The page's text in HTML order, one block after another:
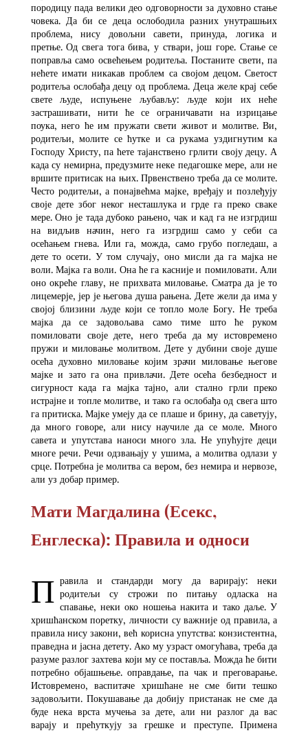
породицу пада велики део одговорности за духовно стање
човека. Да би се деца ослободила разних унутрашњих
проблема, нису довољни савети, принуда, логика и
претње. Од свега тога бива, у ствари, још горе. Стање се
поправља само освећењем родитеља. Постаните свети, па
нећете имати никакав проблем са својом децом. Светост
родитеља ослобађа децу од проблема. Деца желе крај себе
свете људе, испуњене љубављу: људе који их неће
застрашивати, нити ће се ограничавати на изрицање
поука, него ће им пружати свети живот и молитве. Ви,
родитељи, молите се ћутке и са рукама уздигнутим ка
Господу Христу, па ћете тајанствено грлити своју децу. А
када су немирна, предузмите неке педагошке мере, али не
вршите притисак на њих. Првенствено треба да се молите.
Често родитељи, а понајвећма мајке, вређају и позлеђују
своје дете због неког несташлука и грде га преко сваке
мере. Оно је тада дубоко рањено, чак и кад га не изгрдиш
на видљив начин, него га изгрдиш само у себи са
осећањем гнева. Или га, можда, само грубо погледаш, а
дете то осети. У том случају, оно мисли да га мајка не
воли. Мајка га воли. Она ће га касније и помиловати. Али
оно окреће главу, не прихвата миловање. Сматра да је то
лицемерје, јер је његова душа рањена. Дете жели да има у
својој близини људе који се топло моле Богу. Не треба
мајка да се задовољава само тиме што ће руком
помиловати своје дете, него треба да му истовремено
пружи и миловање молитвом. Дете у дубини своје душе
осећа духовно миловање којим зрачи миловање његове
мајке и зато га она привлачи. Дете осећа безбедност и
сигурност када га мајка тајно, али стално грли преко
истрајне и топле молитве, и тако га ослобађа од свега што
га притиска. Мајке умеју да се плаше и брину, да саветују,
да много говоре, али нису научиле да се моле. Много
савета и упутстава наноси много зла. Не упућујте деци
многе речи. Речи одзвањају у ушима, а молитва одлази у
срце. Потребна је молитва са вером, без немира и нервозе,
али уз добар пример.
Мати Магдалина (Есекс,
Енглеска): Правила и односи
П равила и стандарди могу да варирају: неки
родитељи су строжи по питању одласка на
спавање, неки око ношења накита и тако даље. У
хришћанском поретку, личности су важније од правила, а
правила нису закони, већ корисна упутства: конзистентна,
праведна и јасна детету. Ако му узраст омогућава, треба да
разуме разлог захтева који му се поставља. Можда ће бити
потребно објашњење. оправдање, па чак и преговарање.
Истовремено, васпитаче хришћане не сме бити тешко
задовољити. Покушавање да добију пристанак не сме да
буде нека врста мучења за дете, али ни разлог да вас
варају и прећуткују за грешке и преступе. Примена